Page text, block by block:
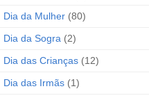
Dia da Mulher (80)
Dia da Sogra (2)
Dia das Crianças (12)
Dia das Irmãs (1)